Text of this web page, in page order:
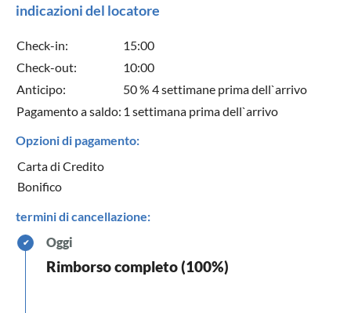
indicazioni del locatore
Check-in:
15:00
Check-out:
10:00
Anticipo:
50 % 4 settimane prima dell`arrivo
Pagamento a saldo: 1 settimana prima dell`arrivo
Opzioni di pagamento:
Carta di Credito
Bonifico
termini di cancellazione:
✔ Oggi
Rimborso completo (100%)